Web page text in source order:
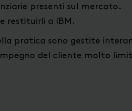
presenti sul mercato.
restituirli a IBM.
pratica sono gestite
del cliente molto